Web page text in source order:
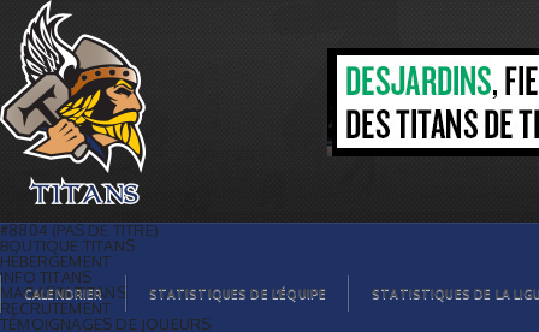
Ashton Haley est de retour aussi ! |
Titans de témiscaming
#8804 (PAS DE TITRE)
BOUTIQUE TITANS
HÉBERGEMENT
INFO TITANS
MAGASIN TITANS
RECRUTEMENT
TÉMOIGNAGES DE JOUEURS
CALENDRIER STATISTIQUES DE L’ÉQUIPE STATISTIQUES DE LA